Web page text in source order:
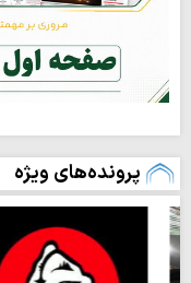
پرونده‌های ویژه